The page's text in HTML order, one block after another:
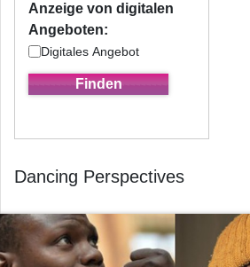
Anzeige von digitalen
Angeboten:
Digitales Angebot
Dancing Perspectives